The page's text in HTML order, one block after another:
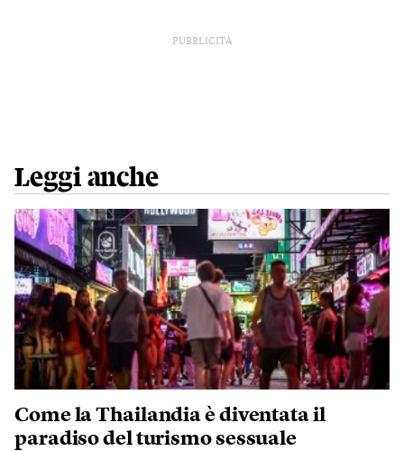
PUBBLICITÀ
Leggi anche
Come la Thailandia è diventata il
paradiso del turismo sessuale